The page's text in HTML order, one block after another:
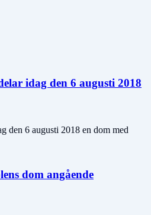
idag den 6 augusti 2018
den 6 augusti 2018 en dom med
dom angående